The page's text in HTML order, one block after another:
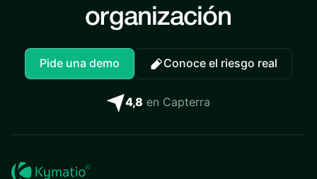
organización
Pide una demo Conoce el riesgo real
4,8 en Capterra